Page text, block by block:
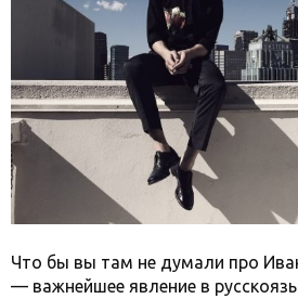
Что бы вы там не думали про
— важнейшее явление в